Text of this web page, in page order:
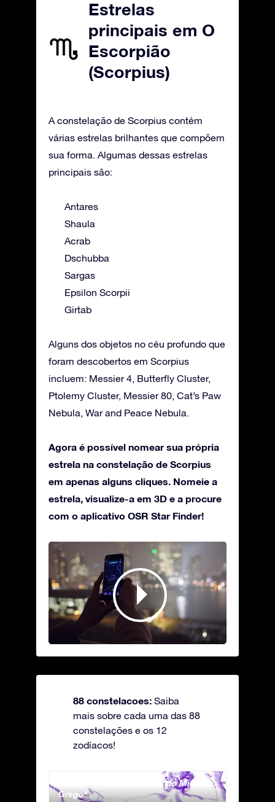
Estrelas
principais em O
Escorpião
(Scorpius)
A constelação de Scorpius contém
várias estrelas brilhantes que compõem
sua forma. Algumas dessas estrelas
principais são:
Antares
Shaula
Acrab
Dschubba
Sargas
Epsilon Scorpii
Girtab
Alguns dos objetos no céu profundo que
foram descobertos em Scorpius
incluem: Messier 4, Butterfly Cluster,
Ptolemy Cluster, Messier 80, Cat’s Paw
Nebula, War and Peace Nebula.
Agora é possível nomear sua própria
estrela na constelação de Scorpius
em apenas alguns cliques. Nomeie a
estrela, visualize-a em 3D e a procure
com o aplicativo OSR Star Finder!
88 constelacoes: Saiba
mais sobre cada uma das 88
constelações e os 12
zodíacos!
Andromeda - A Princesa do Mito
Grego